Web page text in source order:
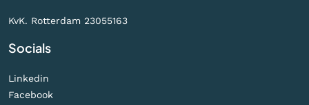
KvK. Rotterdam 23055163
Socials
Linkedin
Facebook